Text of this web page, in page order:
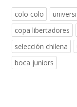
colo colo
copa libertadores
selección chilena
boca juniors